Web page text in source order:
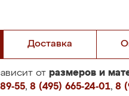
Доставка
от размеров и
55, 8 (495) 665-24-01, 8